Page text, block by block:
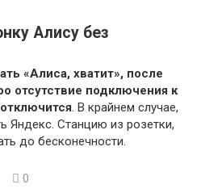
Алису без
«Алиса, хватит», после
отсутствие подключения к
. В крайнем случае,
Яндекс. Станцию из розетки,
до бесконечности.
0